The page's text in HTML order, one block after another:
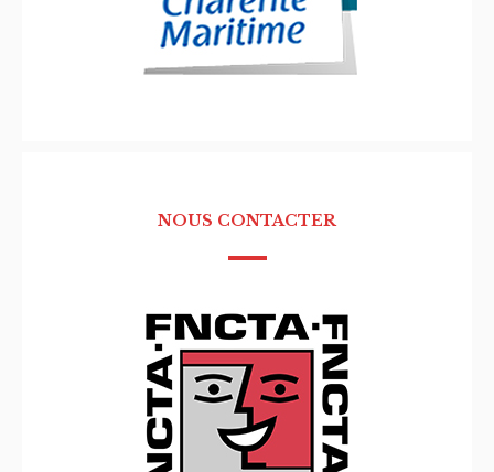
NOUS CONTACTER